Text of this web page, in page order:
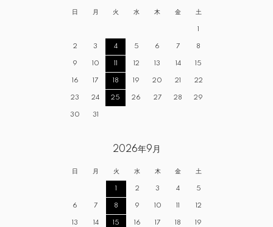
日 月 火 水 木 金 土
1
2 3 4 5 6 7 8
9 10 11 12 13 14 15
16 17 18 19 20 21 22
23 24 25 26 27 28 29
30 31
2026年9月
日 月 火 水 木 金 土
1 2 3 4 5
6 7 8 9 10 11 12
13 14 15 16 17 18 19